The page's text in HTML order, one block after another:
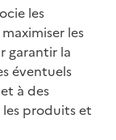
les
les
garantir la
éventuels
à des
produits et